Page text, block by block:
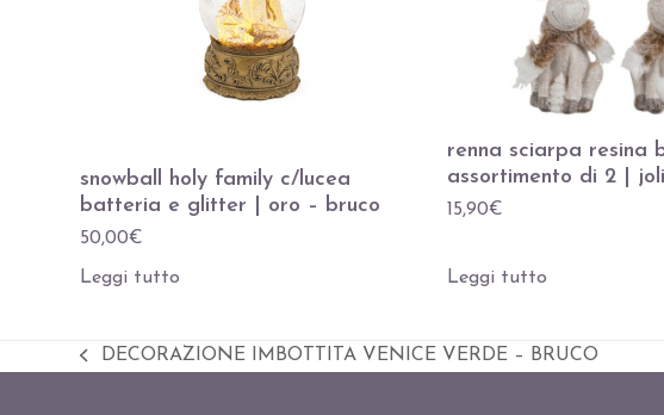
snowball holy family c/lucea
batteria e glitter | oro – bruco
50,00€
Leggi tutto
renna sciarpa resina
assortimento di 2 |
15,90€
Leggi tutto
Slide
DECORAZIONE IMBOTTITA VENICE VERDE – BRUCO